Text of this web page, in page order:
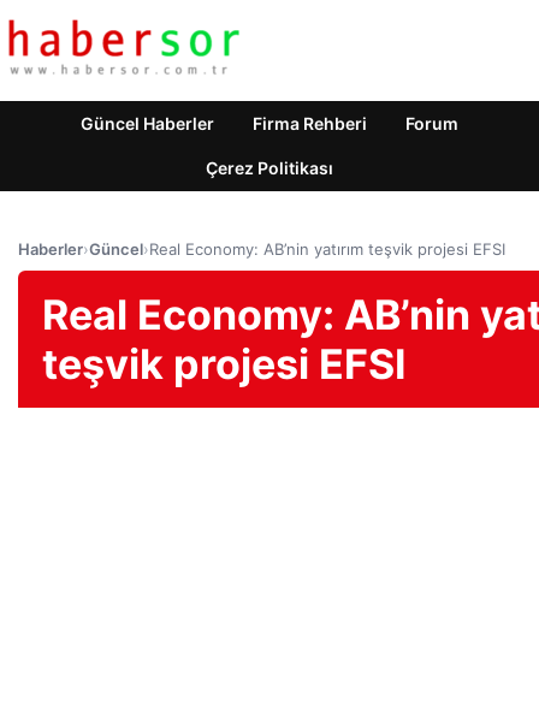
Güncel Haberler Firma Rehberi Forum
Çerez Politikası
Haberler›Güncel›Real Economy: AB’nin yatırım teşvik projesi EFSI
Real Economy: AB’nin
teşvik projesi EFSI